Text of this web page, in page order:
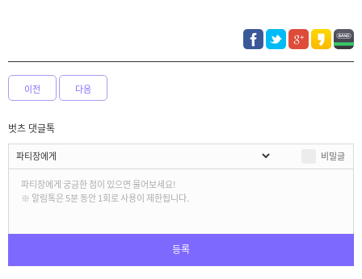
이전 다음
벗츠 댓글톡
비밀글
등록